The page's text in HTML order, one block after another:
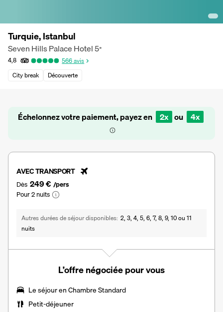
Turquie, Istanbul
Seven Hills Palace Hotel5*
4,8 566avis
City break
Découverte
Échelonnez votre paiement, payez en 2x ou 4x
AVEC TRANSPORT
Dès 249 € /pers
Pour 2 nuits
Autres durées de séjour disponibles 2, 3, 4, 5, 6, 7, 8, 9, 10 ou 11
nuits
L’offre négociée pour vous
Le séjour en Chambre Standard
Petit-déjeuner